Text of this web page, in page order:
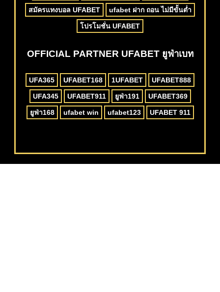
สมัครแทงบอล UFABET ufabet ฝาก ถอน ไม่มีขั้นต่ำ
โปรโมชั่น UFABET
OFFICIAL PARTNER UFABET ยูฟ่าเบท
UFA365 UFABET168 1UFABET UFABET888
UFA345 UFABET911 ยูฟ่า191 UFABET369
ยูฟ่า168 ufabet win ufabet123 UFABET 911